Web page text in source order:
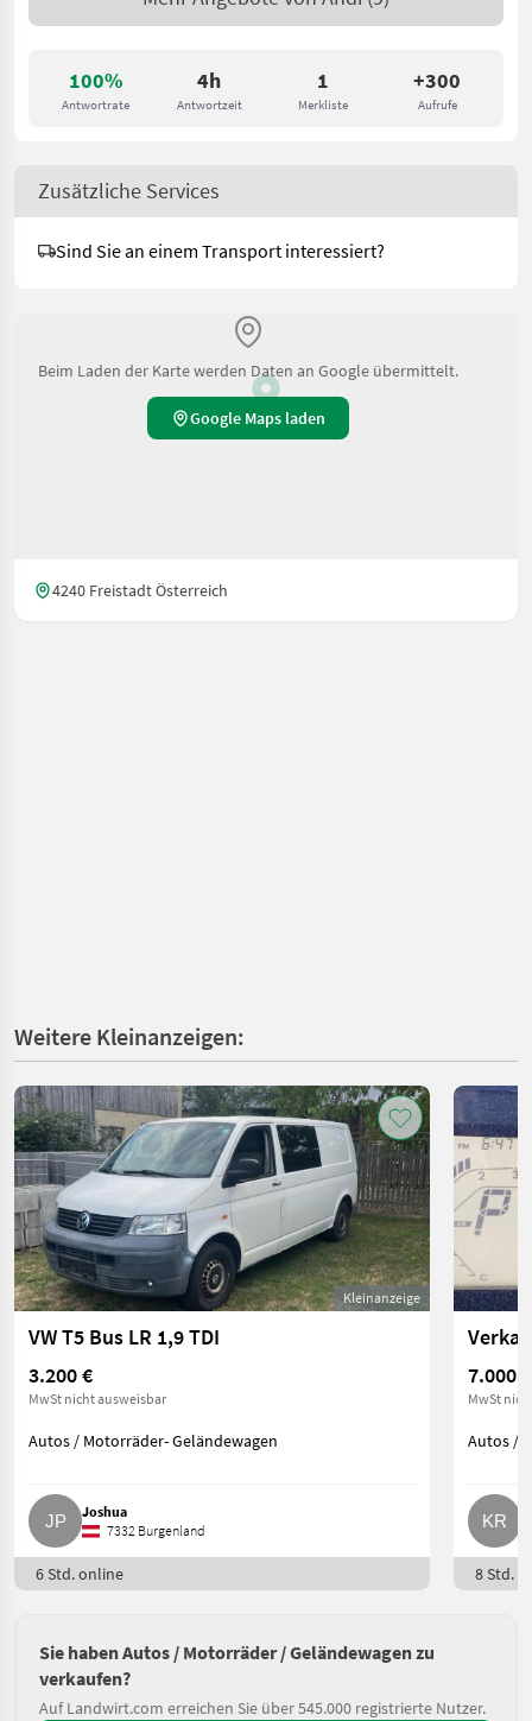
100%
Antwortrate
4h
Antwortzeit
1
Merkliste
+300
Aufrufe
Zusätzliche Services
Sind Sie an einem Transport interessiert?
Beim Laden der Karte werden Daten an Google übermittelt.
Google Maps laden
4240 Freistadt Österreich
Weitere Kleinanzeigen:
Kleinanzeige
VW T5 Bus LR 1,9 TDI
3.200 €
MwSt nicht ausweisbar
Autos / Motorräder- Geländewagen
Joshua
7332 Burgenland
6 Std. online
7.000 €
MwSt
Autos /
8 Std.
Sie haben Autos / Motorräder / Geländewagen zu
verkaufen?
Auf Landwirt.com erreichen Sie über 545.000 registrierte Nutzer.